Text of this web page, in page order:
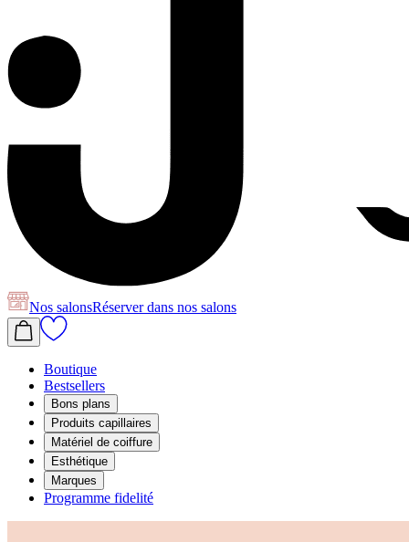
Nos salonsRéserverdans nos salons
Boutique
Bestsellers
Bons plans
Produits capillaires
Matériel de coiffure
Esthétique
Marques
Programme fidelité